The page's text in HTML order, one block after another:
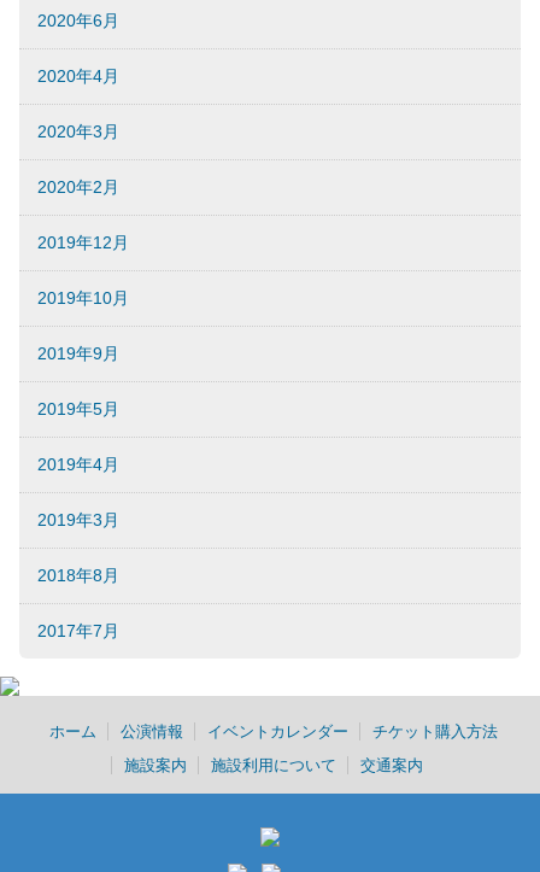
2020年6月
2020年4月
2020年3月
2020年2月
2019年12月
2019年10月
2019年9月
2019年5月
2019年4月
2019年3月
2018年8月
2017年7月
ホーム 公演情報 イベントカレンダー
チケット購入方法
施設案内
施設利用について 交通案内